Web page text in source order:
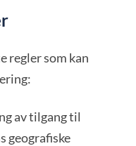
regler som kan
av tilgang til
geografiske